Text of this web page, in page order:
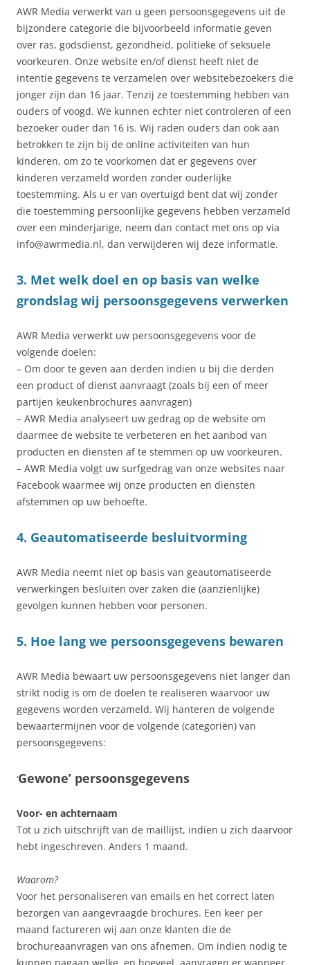
AWR Media verwerkt van u geen persoonsgegevens uit de
bijzondere categorie die bijvoorbeeld informatie geven
over ras, godsdienst, gezondheid, politieke of seksuele
voorkeuren. Onze website en/of dienst heeft niet de
intentie gegevens te verzamelen over websitebezoekers die
jonger zijn dan 16 jaar. Tenzij ze toestemming hebben van
ouders of voogd. We kunnen echter niet controleren of een
bezoeker ouder dan 16 is. Wij raden ouders dan ook aan
betrokken te zijn bij de online activiteiten van hun
kinderen, om zo te voorkomen dat er gegevens over
kinderen verzameld worden zonder ouderlijke
toestemming. Als u er van overtuigd bent dat wij zonder
die toestemming persoonlijke gegevens hebben verzameld
over een minderjarige, neem dan contact met ons op via
info@awrmedia.nl, dan verwijderen wij deze informatie.
3. Met welk doel en op basis van welke
grondslag wij persoonsgegevens verwerken
AWR Media verwerkt uw persoonsgegevens voor de
volgende doelen:
– Om door te geven aan derden indien u bij die derden
een product of dienst aanvraagt (zoals bij een of meer
partijen keukenbrochures aanvragen)
– AWR Media analyseert uw gedrag op de website om
daarmee de website te verbeteren en het aanbod van
producten en diensten af te stemmen op uw voorkeuren.
– AWR Media volgt uw surfgedrag van onze websites naar
Facebook waarmee wij onze producten en diensten
afstemmen op uw behoefte.
4. Geautomatiseerde besluitvorming
AWR Media neemt niet op basis van geautomatiseerde
verwerkingen besluiten over zaken die (aanzienlijke)
gevolgen kunnen hebben voor personen.
5. Hoe lang we persoonsgegevens bewaren
AWR Media bewaart uw persoonsgegevens niet langer dan
strikt nodig is om de doelen te realiseren waarvoor uw
gegevens worden verzameld. Wij hanteren de volgende
bewaartermijnen voor de volgende (categoriën) van
persoonsgegevens:
‘Gewone’ persoonsgegevens
Voor- en achternaam
Tot u zich uitschrijft van de maillijst, indien u zich daarvoor
hebt ingeschreven. Anders 1 maand.
Waarom?
Voor het personaliseren van emails en het correct laten
bezorgen van aangevraagde brochures. Een keer per
maand factureren wij aan onze klanten die de
brochureaanvragen van ons afnemen. Om indien nodig te